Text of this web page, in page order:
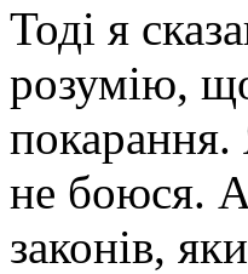
Тоді я
розумію,
покарання.
не боюся.
законів,